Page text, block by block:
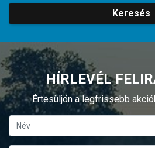
Keresés
HÍRLEVÉL
Értesüljön a legfrissebb